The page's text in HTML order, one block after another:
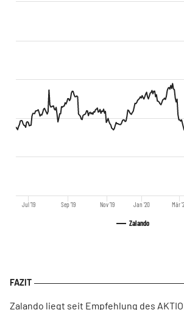
Zalando
Jul '19 Sep '19 Nov '19 Jan '20 Mär
Zalando liegt seit Empfehlung des